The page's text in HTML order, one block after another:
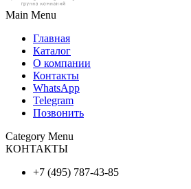
Main Menu
Главная
Каталог
О компании
Контакты
WhatsApp
Telegram
Позвонить
Category Menu
КОНТАКТЫ
+7 (495) 787-43-85